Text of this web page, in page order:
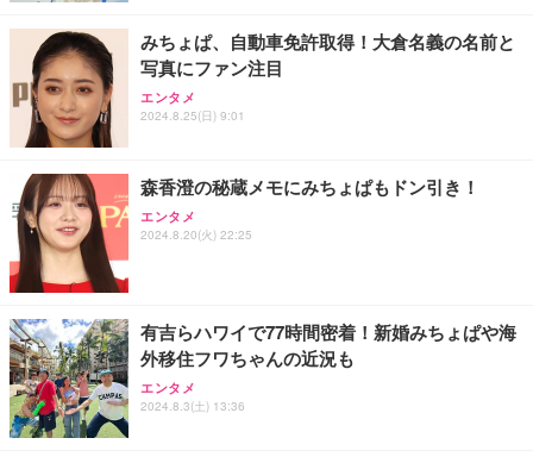
務用 おしゃれ パソコンチェア (ブラック)
Sezlife オフィスチェア デスクチェア 疲れない テレ
ワーク チェア 強化バックレスト 30度ロッキング機
能 人間工学 椅子 腰サポート 90度跳ね上げ式アーム
務用 おしゃれ パソコンチェア (ホワイト)
ANDWINT オフィスチェア デスクチェア 肘なし メ
ッシュ 通気性 ランバーサポート付き 腰サポート ガ
【整備済み品】Dell E2724HS 27インチ 液晶モニタ
ー フルHD（1920×1080）VA 非光沢 HDMI/DisplayP
ort/VGA スピーカー内蔵 高さ調整 スイベル VESA対
【MiniLED/24.5inch/280Hz/FHD】GRAPHT THE S
HOOTER Gaming Monitor 24” Essential ゲーミン
Smart Basic(スマートベーシック) 【Amazon.co.jp
限定】 Smart Basic アイリスオーヤマ ペットシーツ
超厚型 お徳用 ワイド 100枚入 (x 1) (ケース販売)
アイリスオーヤマ ペットシーツ 超厚型 お徳用 レギ
みちょぱ、自動車免許取得！大倉名義の名前と
写真にファン注目
エンタメ
2024.8.25(日) 9:01
森香澄の秘蔵メモにみちょぱもドン引き！
エンタメ
2024.8.20(火) 22:25
有吉らハワイで77時間密着！新婚みちょぱや海
外移住フワちゃんの近況も
エンタメ
2024.8.3(土) 13:36